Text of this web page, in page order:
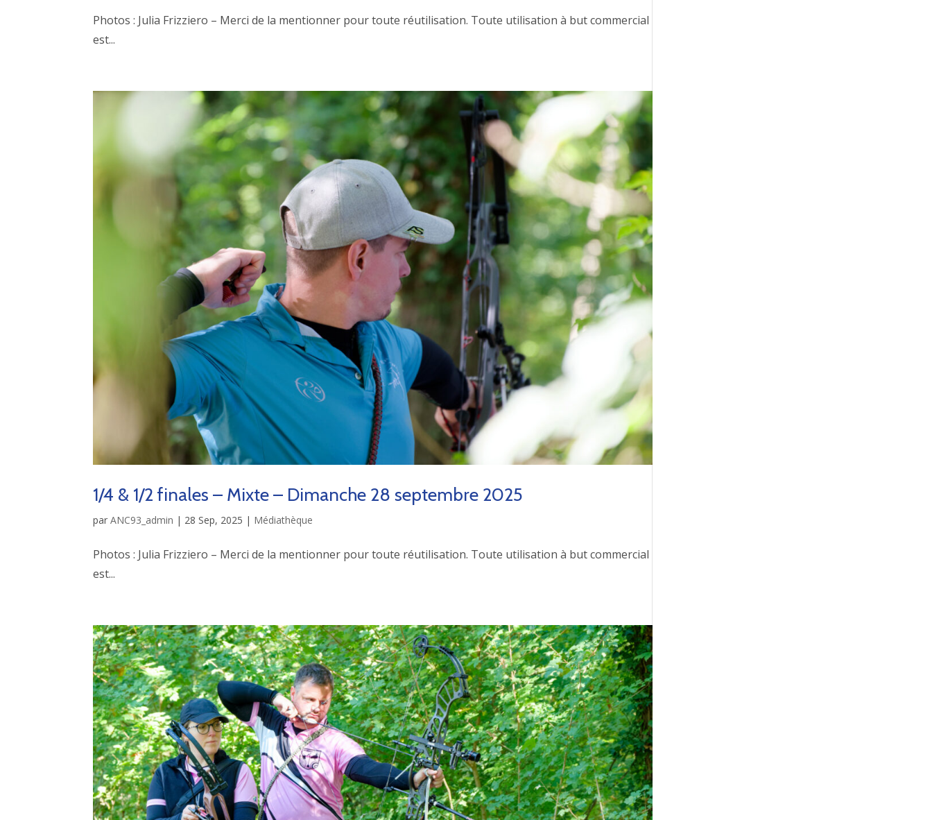
Photos : Julia Frizziero – Merci de la mentionner pour toute réutilisation. Toute utilisation à but commercial
est...
1/4 & 1/2 finales – Mixte – Dimanche 28 septembre 2025
parANC93_admin | 28 Sep, 2025 | Médiathèque
Photos : Julia Frizziero – Merci de la mentionner pour toute réutilisation. Toute utilisation à but commercial
est...